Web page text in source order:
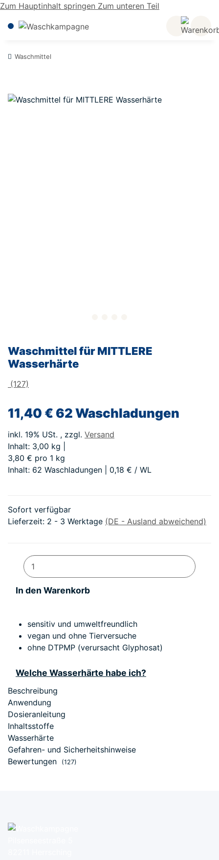
Zum Hauptinhalt springen Zum unteren Teil
Waschmittel
Waschmittel für MITTLERE
Wasserhärte
(127)
11,40 € 62 Waschladungen
inkl. 19% USt. , zzgl. Versand
Inhalt: 3,00 kg |
3,80 € pro 1 kg
Inhalt: 62 Waschladungen | 0,18 € / WL
Sofort verfügbar
Lieferzeit: 2 - 3 Werktage (DE - Ausland abweichend)
In den Warenkorb
sensitiv und umweltfreundlich
vegan und ohne Tierversuche
ohne DTPMP (verursacht Glyphosat)
Welche Wasserhärte habe ich?
Beschreibung
Anwendung
Dosieranleitung
Inhaltsstoffe
Wasserhärte
Gefahren- und Sicherheitshinweise
Bewertungen
(127)